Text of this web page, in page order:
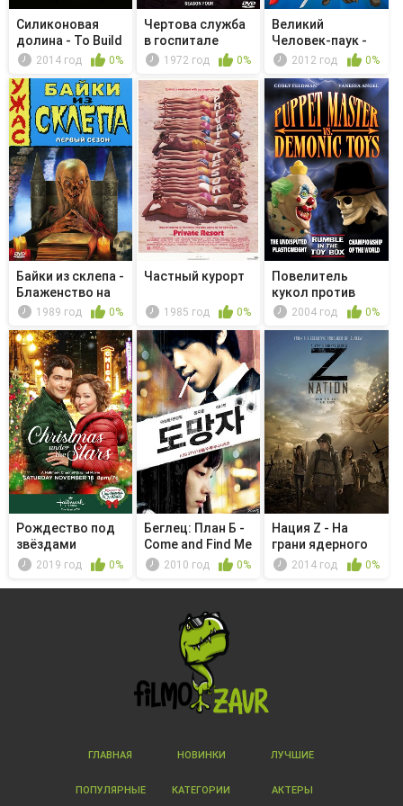
Силиконовая
долина - To Build
a Bette...
2014 год 0%
Чертова служба
в гoспитале
M*A*S*H - ...
1972 год 0%
Великий
Человек-паук -
Разоблачённый
2012 год 0%
Байки из склепа -
Блаженство на
век1989 год 0%
Частный курорт
1985 год 0%
Повелитель
кукол против
демонических ...
2004 год 0%
Рождество под
звёздами
2019 год 0%
Беглец: План Б -
Come and Find Me
Whe...2010 год 0%
Нация Z - На
грани ядерного
взрыва
2014 год 0%
ГЛАВНАЯ НОВИНКИ ЛУЧШИЕ
ПОПУЛЯРНЫЕ КАТЕГОРИИ АКТЕРЫ